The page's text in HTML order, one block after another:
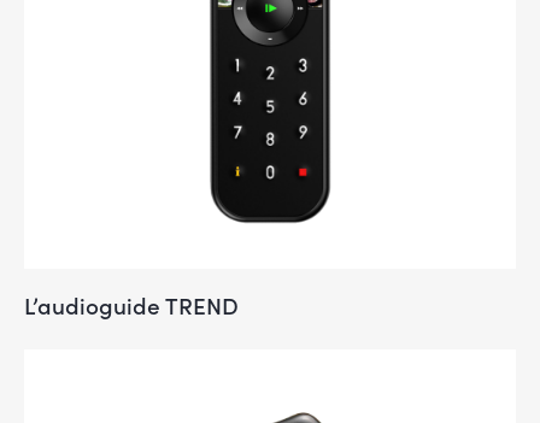
L’audioguide TREND